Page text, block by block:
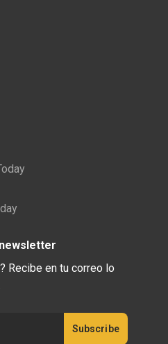
Recibe en tu correo lo